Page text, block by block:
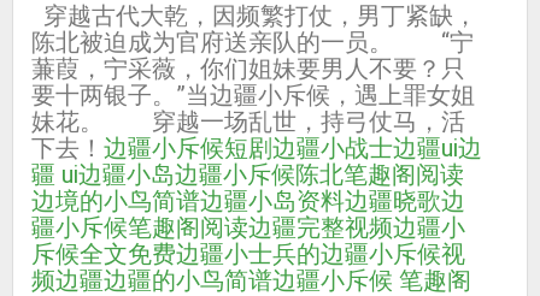
穿越古代大乾，因频繁打仗，男丁紧缺，
陈北被迫成为官府送亲队的一员。 “宁
蒹葭，宁采薇，你们姐妹要男人不要？只
要十两银子。”当边疆小斥候，遇上罪女姐
妹花。 穿越一场乱世，持弓仗马，活
下去！ 边疆小斥候短剧边疆小战士边疆ui边
疆 ui边疆小岛边疆小斥候陈北笔趣阁阅读
边境的小鸟简谱边疆小岛资料边疆晓歌边
疆小斥候笔趣阁阅读边疆完整视频边疆小
斥候全文免费边疆小士兵的边疆小斥候视
频边疆边疆的小鸟简谱边疆小斥候 笔趣阁